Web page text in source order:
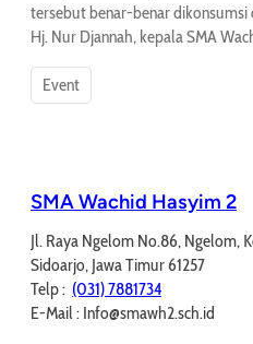
tersebut benar-benar dikonsumsi
Hj. Nur Djannah, kepala SMA
Event
SMA Wachid Hasyim 2
Jl. Raya Ngelom No.86, Ngelom,
Sidoarjo, Jawa Timur 61257
Telp : (031) 7881734
E-Mail : Info@smawh2.sch.id